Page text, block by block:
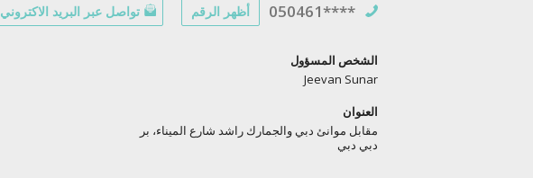
050461**** أظهر الرقم تواصل عبر البريد الاكتروني
الشخص المسؤول
Jeevan Sunar
العنوان
مقابل موانئ دبي والجمارك راشد شارع الميناء، بر
دبي دبي